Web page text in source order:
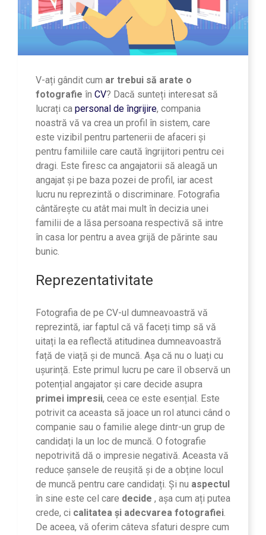
V-ați gândit cum ar trebui să arate o
fotografie în CV? Dacă sunteți interesat să
lucrați ca personal de îngrijire, compania
noastră vă va crea un profil în sistem, care
este vizibil pentru partenerii de afaceri și
pentru familiile care caută îngrijitori pentru cei
dragi. Este firesc ca angajatorii să aleagă un
angajat și pe baza pozei de profil, iar acest
lucru nu reprezintă o discriminare. Fotografia
cântărește cu atât mai mult în decizia unei
familii de a lăsa persoana respectivă să intre
în casa lor pentru a avea grijă de părinte sau
bunic.
Reprezentativitate
Fotografia de pe CV-ul dumneavoastră vă
reprezintă, iar faptul că vă faceți timp să vă
uitați la ea reflectă atitudinea dumneavoastră
față de viață și de muncă. Așa că nu o luați cu
ușurință. Este primul lucru pe care îl observă un
potențial angajator și care decide asupra
primei impresii, ceea ce este esențial. Este
potrivit ca aceasta să joace un rol atunci când o
companie sau o familie alege dintr-un grup de
candidați la un loc de muncă. O fotografie
nepotrivită dă o impresie negativă. Aceasta vă
reduce șansele de reușită și de a obține locul
de muncă pentru care candidați. Și nu aspectul
în sine este cel care decide , așa cum ați putea
crede, ci calitatea și adecvarea fotografiei.
De aceea, vă oferim câteva sfaturi despre cum